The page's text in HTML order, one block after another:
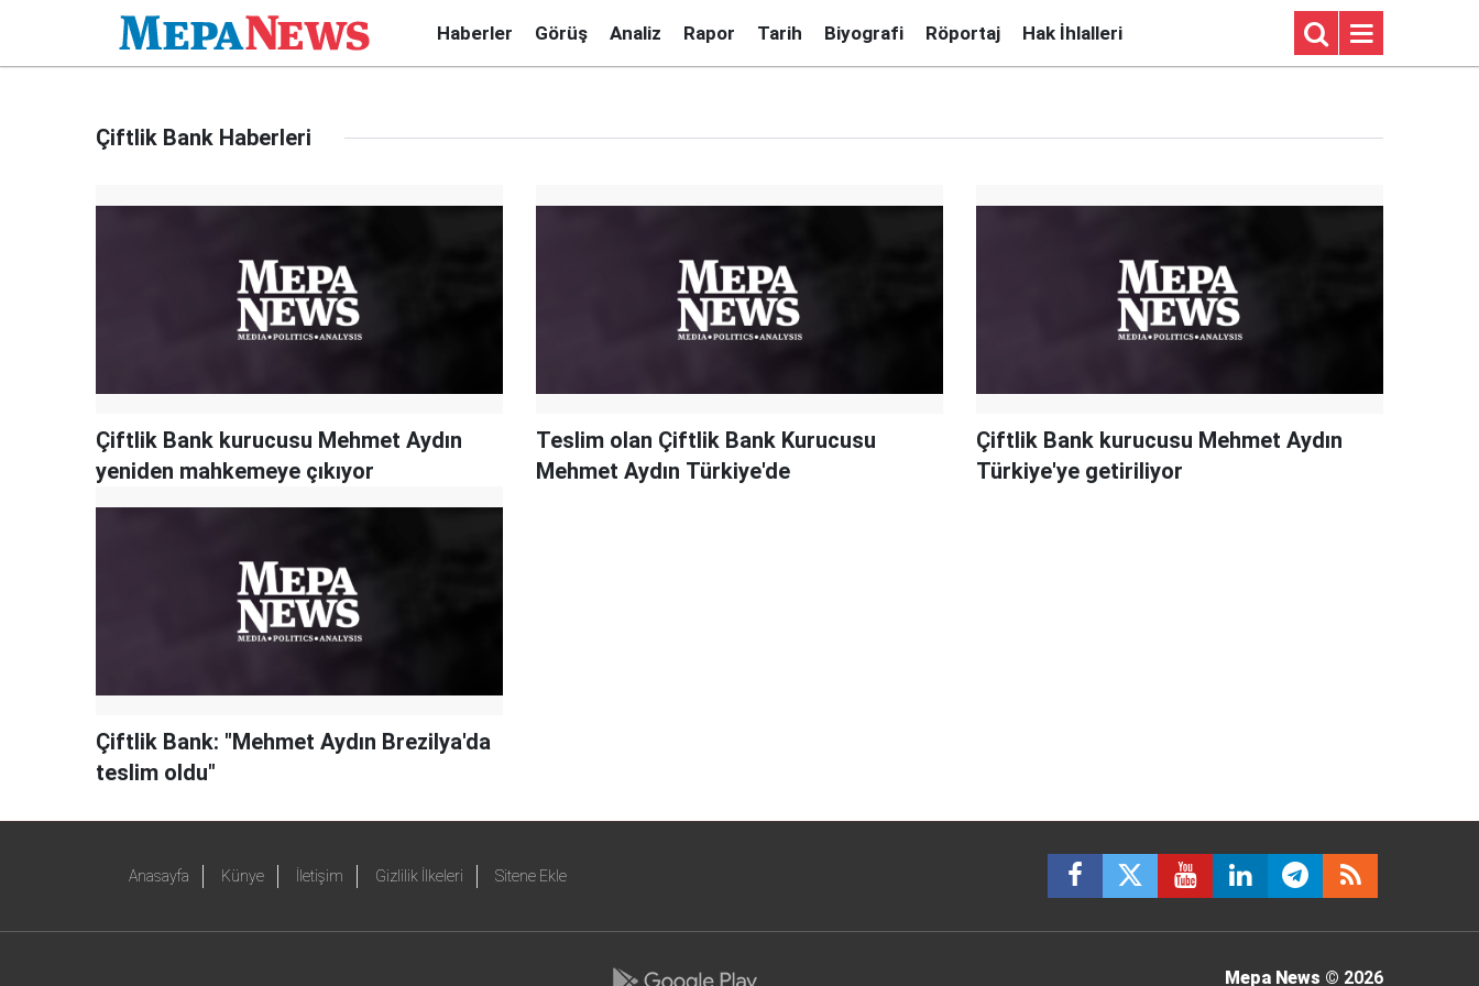
Haberler Görüş Analiz Rapor Tarih Biyografi Röportaj Hak İhlalleri
Çiftlik Bank Haberleri
Çiftlik Bank kurucusu Mehmet Aydın
yeniden mahkemeye çıkıyor
Teslim olan Çiftlik Bank Kurucusu
Mehmet Aydın Türkiye'de
Çiftlik Bank kurucusu Mehmet Aydın
Türkiye'ye getiriliyor
Çiftlik Bank: "Mehmet Aydın Brezilya'da
teslim oldu"
Anasayfa Künye İletişim Gizlilik İlkeleri Sitene Ekle
Mepa News © 2026